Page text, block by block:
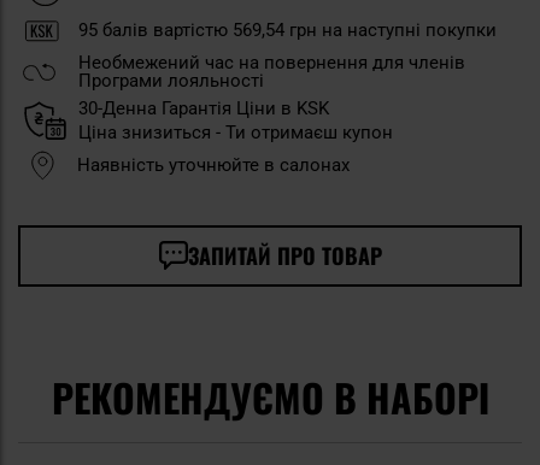
95 балів вартістю 569,54 грн на наступні покупки
Необмежений час на повернення для членів
Програми лояльності
30-Денна Гарантія Ціни в KSK
Ціна знизиться - Ти отримаєш купон
Наявність уточнюйте в салонах
ЗАПИТАЙ ПРО ТОВАР
РЕКОМЕНДУЄМО В НАБОРІ